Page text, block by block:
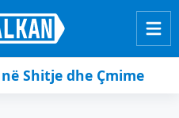
Shitje dhe Çmime